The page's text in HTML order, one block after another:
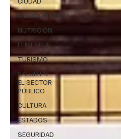
MEDIOAMBIENTE
NUTRICIÓN
FEMENINA
TURISMO
SALUD EN
EL SECTOR
PÚBLICO
CULTURA
ESTADOS
SEGURIDAD